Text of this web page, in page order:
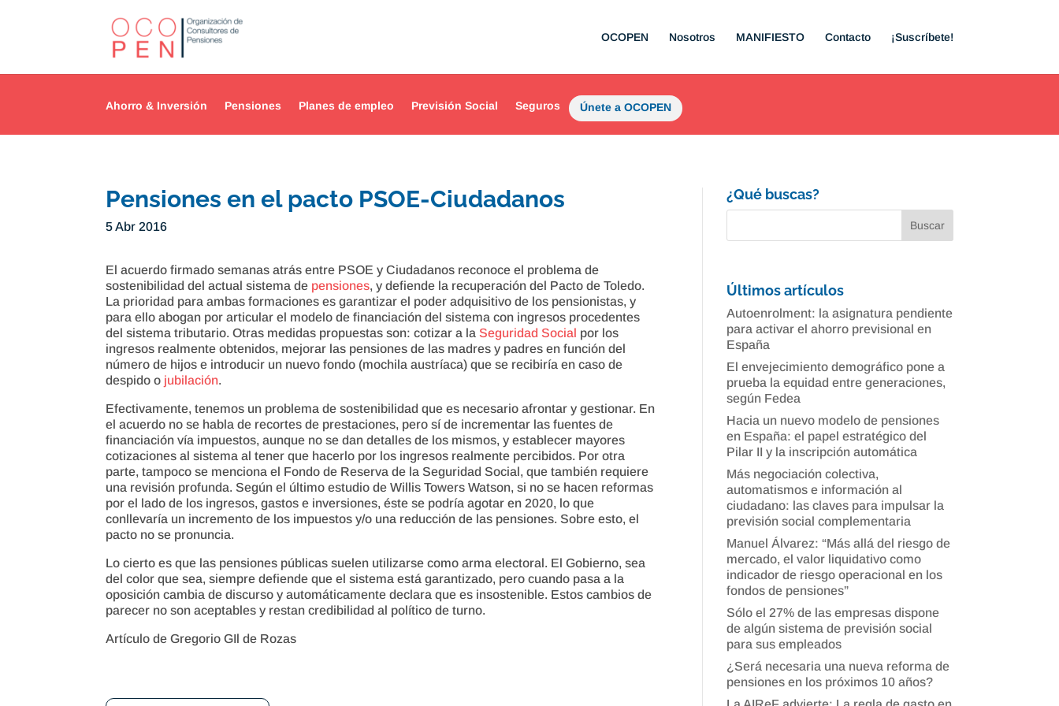
OCOPEN Nosotros MANIFIESTO Contacto ¡Suscríbete!
Ahorro & Inversión Pensiones Planes de empleo Previsión Social Seguros Únete a OCOPEN
Pensiones en el pacto PSOE-Ciudadanos
5 Abr 2016
El acuerdo firmado semanas atrás entre PSOE y Ciudadanos reconoce el problema de
sostenibilidad del actual sistema de pensiones, y defiende la recuperación del Pacto de Toledo.
La prioridad para ambas formaciones es garantizar el poder adquisitivo de los pensionistas, y
para ello abogan por articular el modelo de financiación del sistema con ingresos procedentes
del sistema tributario. Otras medidas propuestas son: cotizar a laSeguridad Social por los
ingresos realmente obtenidos, mejorar las pensiones de las madres y padres en función del
número de hijos e introducir un nuevo fondo (mochila austríaca) que se recibiría en caso de
despido o jubilación.
Efectivamente, tenemos un problema de sostenibilidad que es necesario afrontar y gestionar. En
el acuerdo no se habla de recortes de prestaciones, pero sí de incrementar las fuentes de
financiación vía impuestos, aunque no se dan detalles de los mismos, y establecer mayores
cotizaciones al sistema al tener que hacerlo por los ingresos realmente percibidos. Por otra
parte, tampoco se menciona el Fondo de Reserva de la Seguridad Social, que también requiere
una revisión profunda. Según el último estudio de Willis Towers Watson, si no se hacen reformas
por el lado de los ingresos, gastos e inversiones, éste se podría agotar en 2020, lo que
conllevaría un incremento de los impuestos y/o una reducción de las pensiones. Sobre esto, el
pacto no se pronuncia.
Lo cierto es que las pensiones públicas suelen utilizarse como arma electoral. El Gobierno, sea
del color que sea, siempre defiende que el sistema está garantizado, pero cuando pasa a la
oposición cambia de discurso y automáticamente declara que es insostenible. Estos cambios de
parecer no son aceptables y restan credibilidad al político de turno.
Artículo de Gregorio GIl de Rozas
¿Qué buscas?
Últimos artículos
Autoenrolment: la asignatura pendiente
para activar el ahorro previsional en
España
El envejecimiento demográfico pone a
prueba la equidad entre generaciones,
según Fedea
Hacia un nuevo modelo de pensiones
en España: el papel estratégico del
Pilar II y la inscripción automática
Más negociación colectiva,
automatismos e información al
ciudadano: las claves para impulsar la
previsión social complementaria
Manuel Álvarez: “Más allá del riesgo de
mercado, el valor liquidativo como
indicador de riesgo operacional en los
fondos de pensiones”
Sólo el 27% de las empresas dispone
de algún sistema de previsión social
para sus empleados
¿Será necesaria una nueva reforma de
pensiones en los próximos 10 años?